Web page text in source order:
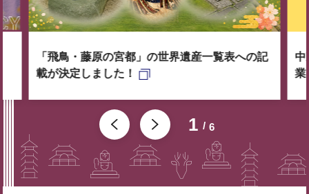
1 6
「飛鳥・藤原の宮都」の世界遺産一覧表への記
載が決定しました！
中
業